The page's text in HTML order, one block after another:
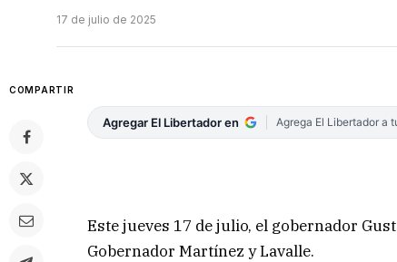
17 de julio de 2025
COMPARTIR
Agregar El Libertador en Agrega El Libertador a
Este jueves 17 de julio, el gobernador
Gobernador Martínez y Lavalle.